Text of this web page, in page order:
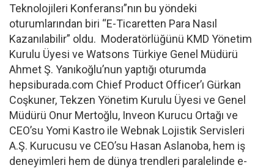
Teknolojileri Konferansı”nın bu yöndeki
oturumlarından biri “E-Ticaretten Para Nasıl
Kazanılabilir” oldu. Moderatörlüğünü KMD Yönetim
Kurulu Üyesi ve Watsons Türkiye Genel Müdürü
Ahmet Ş. Yanıkoğlu’nun yaptığı oturumda
hepsiburada.com Chief Product Officer’ı Gürkan
Coşkuner, Tekzen Yönetim Kurulu Üyesi ve Genel
Müdürü Onur Mertoğlu, Inveon Kurucu Ortağı ve
CEO’su Yomi Kastro ile Webnak Lojistik Servisleri
A.Ş. Kurucusu ve CEO’su Hasan Aslanoba, hem iş
deneyimleri hem de dünya trendleri paralelinde e-